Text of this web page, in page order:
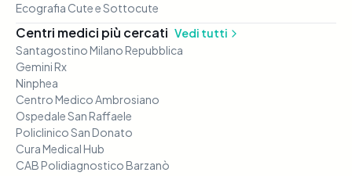
Ecografia Cute e Sottocute
Centri medici più cercati Vedi tutti
Santagostino Milano Repubblica
Gemini Rx
Ninphea
Centro Medico Ambrosiano
Ospedale San Raffaele
Policlinico San Donato
Cura Medical Hub
CAB Polidiagnostico Barzanò